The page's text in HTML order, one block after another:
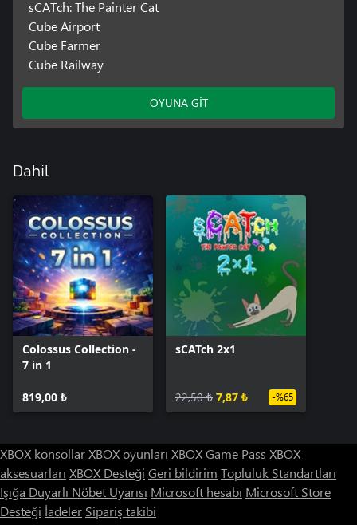
sCATch: The Painter Cat
Cube Airport
Cube Farmer
Cube Railway
OYUNA GİT
Dahil
Colossus Collection -
7 in 1
819,00 ₺
sCATch 2x1
22,50 ₺ 7,87 ₺ -%65
XBOX konsollarXBOX oyunları XBOX Game Pass XBOX
aksesuarları XBOX Desteği Geri bildirim Topluluk Standartları
Işığa Duyarlı Nöbet Uyarısı Microsoft hesabı Microsoft Store
Desteği İadeler Sipariş takibi